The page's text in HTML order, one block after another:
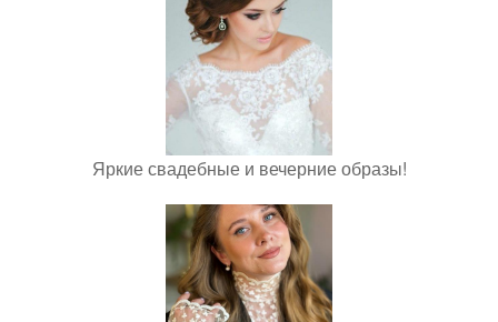
Яркие свадебные и вечерние образы!